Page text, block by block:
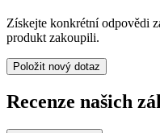
Získejte konkrétní odpovědi
produkt zakoupili.
Položit nový dotaz
Recenze našich